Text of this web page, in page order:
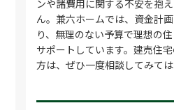
ンや諸費用に関する不安を抱
ん。兼六ホームでは、資金計
り、無理のない予算で理想の
サポートしています。建売住
方は、ぜひ一度相談してみては